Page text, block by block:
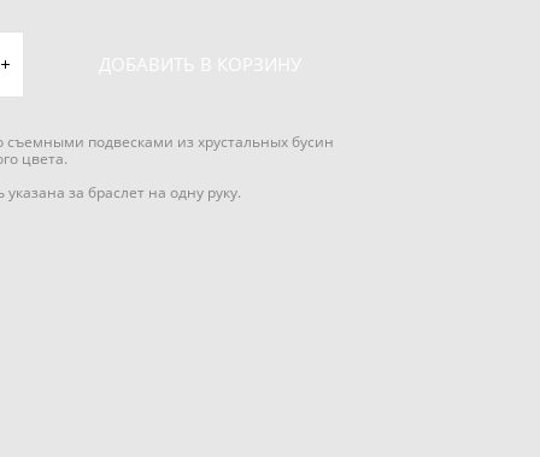
ДОБАВИТЬ В КОРЗИНУ
съемными подвесками из хрустальных бусин
цвета.
за браслет на одну руку.